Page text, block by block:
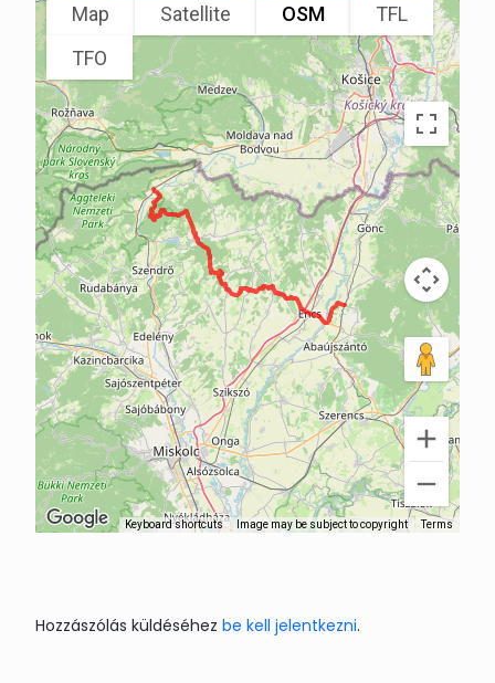
Map Satellite OSM
TFL
TFO
Keyboard shortcuts Image may be subject to copyright Terms
Hozzászólás küldéséhez be kell jelentkezni.